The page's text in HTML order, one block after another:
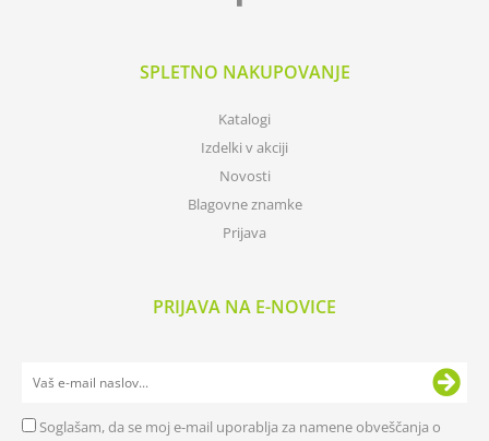
SPLETNO NAKUPOVANJE
Katalogi
Izdelki v akciji
Novosti
Blagovne znamke
Prijava
PRIJAVA NA E-NOVICE
Soglašam, da se moj e-mail uporablja za namene obveščanja o